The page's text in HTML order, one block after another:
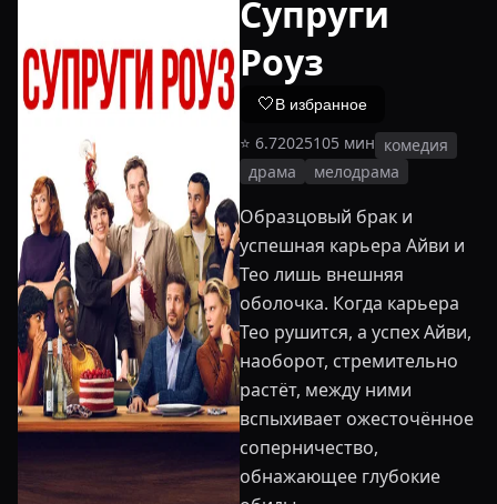
Супруги
Роуз
🤍В избранное
⭐ 6.72025105 мин комедия
драма
мелодрама
Образцовый брак и
успешная карьера Айви и
Тео лишь внешняя
оболочка. Когда карьера
Тео рушится, а успех Айви,
наоборот, стремительно
растёт, между ними
вспыхивает ожесточённое
соперничество,
обнажающее глубокие